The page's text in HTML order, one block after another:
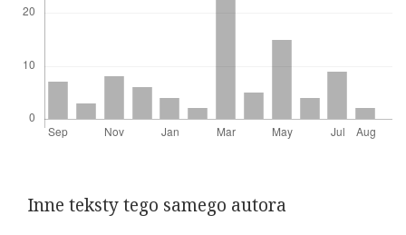
Inne teksty tego samego autora